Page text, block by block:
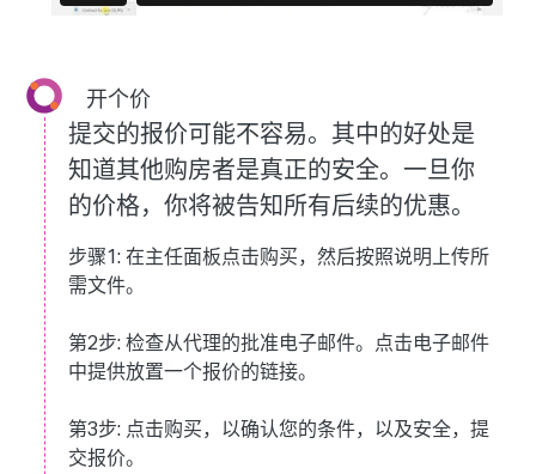
开个价
提交的报价可能不容易。其中的好处是
知道其他购房者是真正的安全。一旦你
的价格，你将被告知所有后续的优惠。
步骤1:在主任面板点击购买，然后按照说明上传所
需文件。
第2步:检查从代理的批准电子邮件。点击电子邮件
中提供放置一个报价的链接。
第3步:点击购买，以确认您的条件，以及安全，提
交报价。